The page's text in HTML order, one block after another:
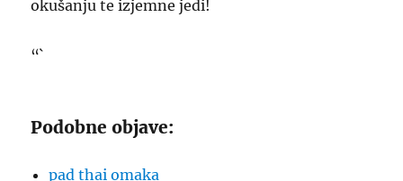
okušanju te izjemne jedi!
“`
Podobne objave:
pad thai omaka